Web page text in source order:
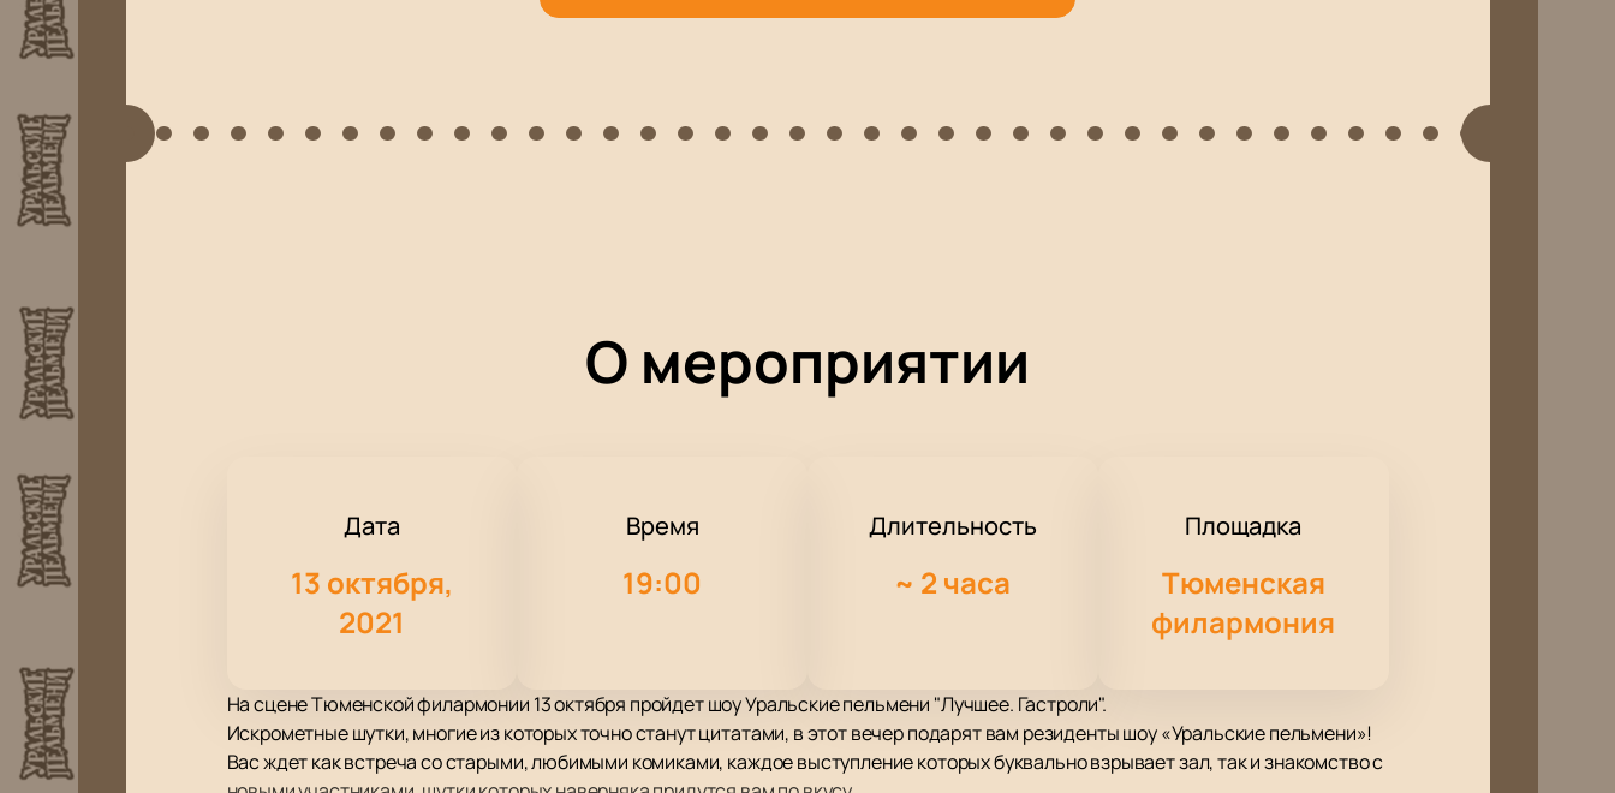
О мероприятии
Дата
13 октября,
2021
Время
19:00
Длительность
~ 2 часа
Площадка
Тюменская
филармония
На сцене Тюменской филармонии 13 октября пройдет шоу Уральские пельмени "Лучшее. Гастроли".
Искрометные шутки, многие из которых точно станут цитатами, в этот вечер подарят вам резиденты шоу «Уральские пельмени»!
Вас ждет как встреча со старыми, любимыми комиками, каждое выступление которых буквально взрывает зал, так и знакомство с